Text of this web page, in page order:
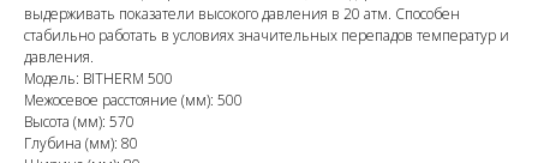
выдерживать показатели высокого давления в 20 атм. Способен
стабильно работать в условиях значительных перепадов температур и
давления.
Модель: BITHERM 500
Межосевое расстояние (мм): 500
Высота (мм): 570
Глубина (мм): 80